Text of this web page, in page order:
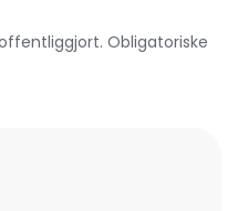
Obligatoriske